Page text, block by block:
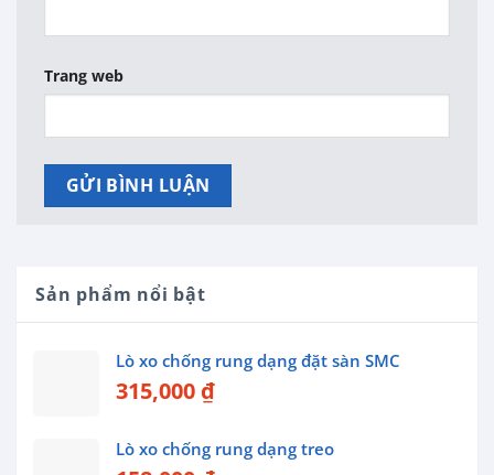
Sản phẩm nổi bật
Lò xo chống rung dạng đặt sàn SMC
315,000 ₫
Lò xo chống rung dạng treo
Trang web